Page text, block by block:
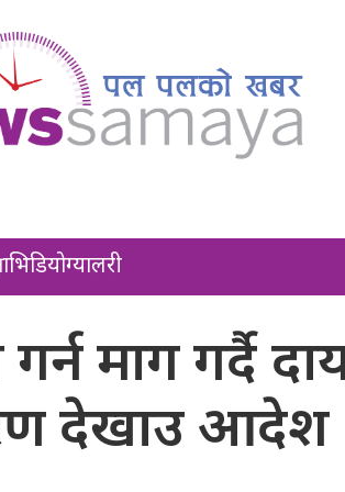
भिडियोग्यालरी
माग गर्दै
देखाउ आदेश